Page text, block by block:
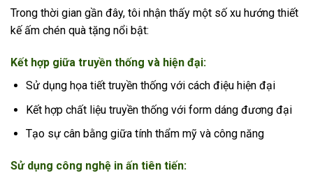
Trong thời gian gần đây, tôi nhận thấy một số xu hướng thiết
kế ấm chén quà tặng nổi bật:
Kết hợp giữa truyền thống và hiện đại:
Sử dụng họa tiết truyền thống với cách điệu hiện đại
Kết hợp chất liệu truyền thống với form dáng đương đại
Tạo sự cân bằng giữa tính thẩm mỹ và công năng
Sử dụng công nghệ in ấn tiên tiến: